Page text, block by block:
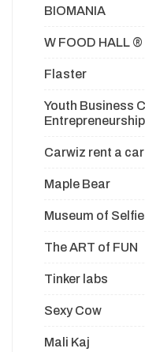
BIOMANIA
W FOOD HALL ®
Flaster
Youth Business
Carwiz rent a car
Maple Bear
Museum of
The ART of FUN
Tinker labs
Sexy Cow
Mali Kaj